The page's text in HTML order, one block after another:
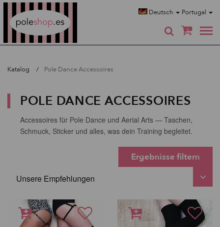
Deutsch Portugal
0
Katalog Pole Dance Accessoires
POLE DANCE ACCESSOIRES
Accessoires für Pole Dance und Aerial Arts — Taschen,
Schmuck, Sticker und alles, was dein Training begleitet.
Ergebnisse filtern